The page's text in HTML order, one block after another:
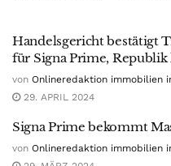
Handelsgericht bestätigt
für Signa Prime, Republik
von Onlineredaktion immobilien
29. APRIL 2024
Signa Prime bekommt
von Onlineredaktion immobilien